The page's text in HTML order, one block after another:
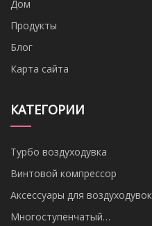
Дом
Продукты
Блог
Карта сайта
КАТЕГОРИИ
Турбо воздуходувка
Винтовой компрессор
Аксессуары для воздуходувок
Многоступенчатый